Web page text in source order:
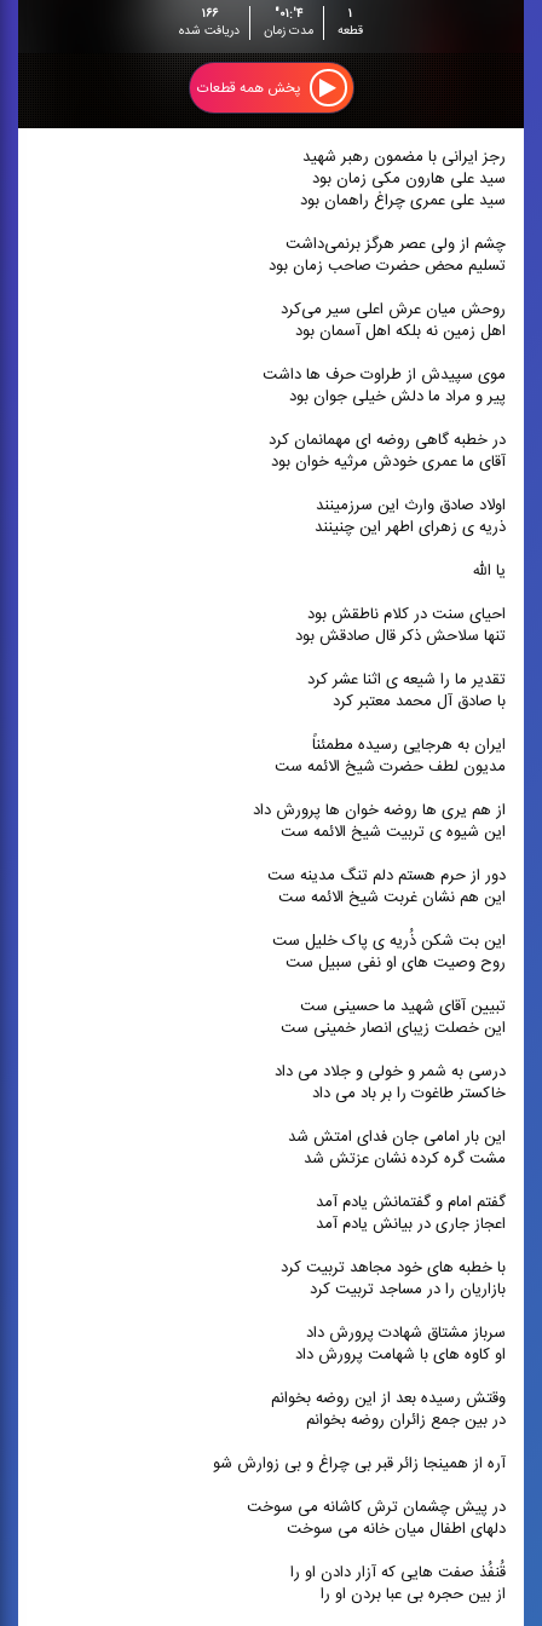
۱
قطعه
۴':۰۱"
مدت زمان
۱۶۶
دریافت شده
پخش همه قطعات
رجز ایرانی با مضمون رهبر شهید
سید علی هارون مکی زمان بود
سید علی عمری چراغ راهمان بود
چشم از ولی عصر هرگز برنمی‌داشت
تسلیم محض حضرت صاحب زمان بود
روحش میان عرش اعلی سیر می‌کرد
اهل زمین نه بلکه اهل آسمان بود
موی سپیدش از طراوت حرف ها داشت
پیر و مراد ما دلش خیلی جوان بود
در خطبه گاهی روضه ای مهمانمان کرد
آقای ما عمری خودش مرثیه خوان بود
اولاد صادق وارث این سرزمینند
ذریه ی زهرای اطهر این چنینند
یا الله
احیای سنت در کلام ناطقش بود
تنها سلاحش ذکر قال صادقش بود
تقدیر ما را شیعه ی اثنا عشر کرد
با صادق آل محمد معتبر کرد
ایران به هرجایی رسیده مطمئنا‌ً
مدیون لطف حضرت شیخ الائمه ست
از هم یری ها روضه خوان ها پرورش داد
این شیوه ی تربیت شیخ الائمه ست
دور از حرم هستم دلم تنگ مدینه ست
این هم نشان غربت شیخ الائمه ست
این بت شکن ذُریه ی پاک خلیل ست
روح وصیت های او نفی سبیل ست
تبیین آقای شهید ما حسینی ست
این خصلت زیبای انصار خمینی ست
درسی به شمر و خولی و جلاد می داد
خاکستر طاغوت را بر باد می داد
این بار امامی جان فدای امتش شد
مشت گره کرده نشان عزتش شد
گفتم امام و گفتمانش یادم آمد
اعجاز جاری در بیانش یادم آمد
با خطبه های خود مجاهد تربیت کرد
بازاریان را در مساجد تربیت کرد
سرباز مشتاق شهادت پرورش داد
او کاوه های با شهامت پرورش داد
وقتش رسیده بعد از این روضه بخوانم
در بین جمع زائران روضه بخوانم
آره از همینجا زائر قبر بی چراغ و بی زوارش شو
در پیش چشمان ترش کاشانه می سوخت
دلهای اطفال میان خانه می سوخت
قُنفُذ صفت هایی که آزار دادن او را
از بین حجره بی عبا بردن او را